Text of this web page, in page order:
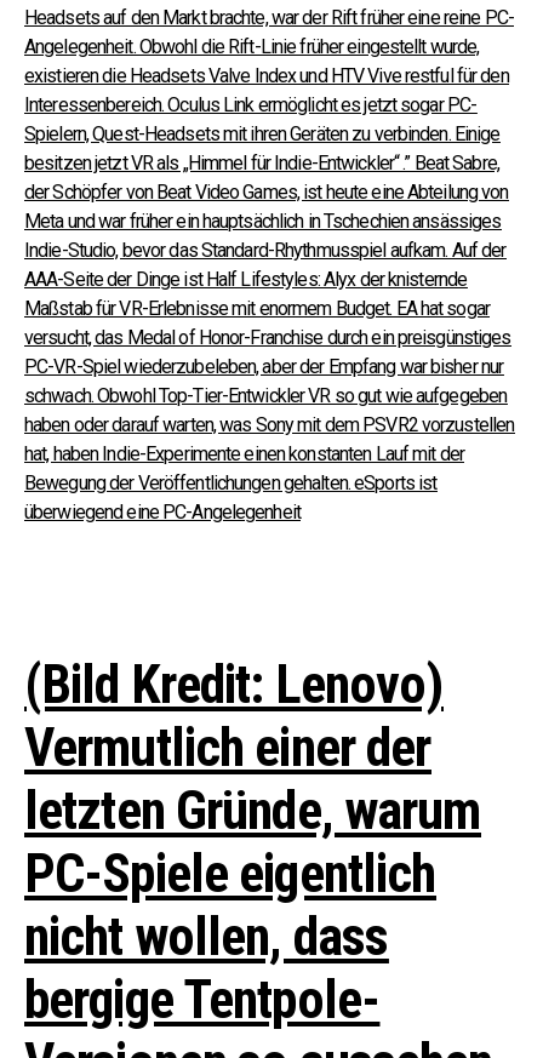
Headsets auf den Markt brachte, war der Rift früher eine reine PC-
Angelegenheit. Obwohl die Rift-Linie früher eingestellt wurde,
existieren die Headsets Valve Index und HTV Vive restful für den
Interessenbereich.Oculus Link ermöglicht es jetzt sogar PC-
Spielern, Quest-Headsets mit ihren Geräten zu verbinden. Einige
besitzen jetztVR als „Himmel für Indie-Entwickler“ .” Beat Sabre,
der Schöpfer von Beat Video Games, ist heute eine Abteilung von
Meta und war früher ein hauptsächlich in Tschechien ansässiges
Indie-Studio, bevor das Standard-Rhythmusspiel aufkam. Auf der
AAA-Seite der Dinge ist Half Lifestyles: Alyx der knisternde
Maßstab für VR-Erlebnisse mit enormem Budget. EA hat sogar
versucht, das Medal of Honor-Franchise durch ein preisgünstiges
PC-VR-Spiel wiederzubeleben, aber der Empfang war bisher nur
schwach. Obwohl Top-Tier-Entwickler VR so gut wie aufgegeben
haben oder darauf warten, was Sony mit dem PSVR2 vorzustellen
hat, haben Indie-Experimente einen konstanten Lauf mit der
Bewegung der Veröffentlichungen gehalten.eSports ist
überwiegend eine PC-Angelegenheit
(Bild Kredit: Lenovo)
Vermutlich einer der
letzten Gründe, warum
PC-Spiele eigentlich
nicht wollen, dass
bergige Tentpole-